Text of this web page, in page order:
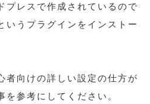
プレスで作成されているので
うプラグインをインストー
向けの詳しい設定の仕方が
を参考にしてください。